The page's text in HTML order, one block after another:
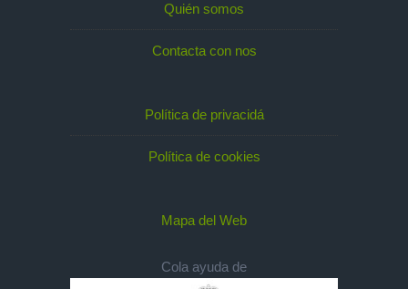
Quién somos
Contacta con nos
Política de privacidá
Política de cookies
Mapa del Web
Cola ayuda de